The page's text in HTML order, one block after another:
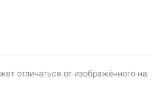
отличаться от изображённого на